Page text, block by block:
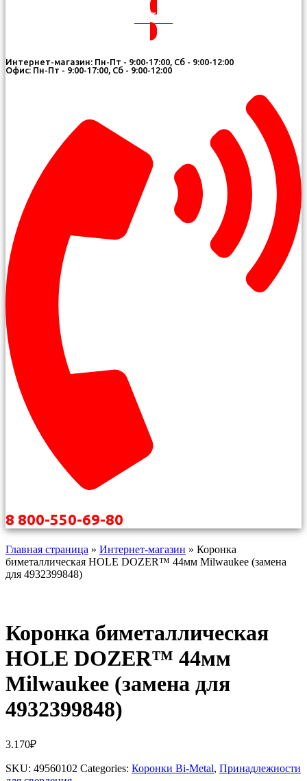
ВОЙТИ
Интернет-магазин: Пн-Пт - 9:00-17:00, Сб - 9:00-12:00
Офис: Пн-Пт - 9:00-17:00, Сб - 9:00-12:00
8 800-550-69-80
Главная страница » Интернет-магазин » Коронка
биметаллическая HOLE DOZER™ 44мм Milwaukee (замена
для 4932399848)
Коронка биметаллическая
HOLE DOZER™ 44мм
Milwaukee (замена для
4932399848)
3.170₽
SKU: 49560102 Categories: Коронки Bi-Metal, Принадлежности